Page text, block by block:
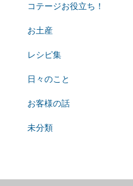
コテージお役立ち！
お土産
レシピ集
日々のこと
お客様の話
未分類